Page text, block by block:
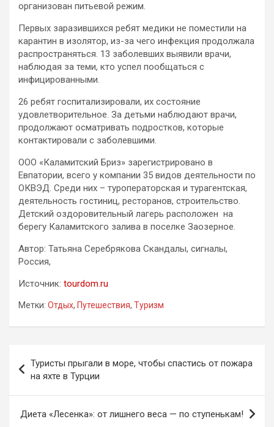
организован питьевой режим.
Первых заразившихся ребят медики не поместили на
карантин в изолятор, из-за чего инфекция продолжала
распространяться. 13 заболевших выявили врачи,
наблюдая за теми, кто успел пообщаться с
инфицированными.
26 ребят госпитализировали, их состояние
удовлетворительное. За детьми наблюдают врачи,
продолжают осматривать подростков, которые
контактировали с заболевшими.
ООО «Каламитский Бриз» зарегистрировано в
Евпатории, всего у компании 35 видов деятельности по
ОКВЭД. Среди них – туроператорская и турагентская,
деятельность гостиниц, ресторанов, строительство.
Детский оздоровительный лагерь расположен на
берегу Каламитского залива в поселке Заозерное.
Автор: Татьяна Серебрякова Скандалы, сигналы,
Россия,
Источник: tourdom.ru
Метки: Отдых, Путешествия, Туризм
по
записям
Туристы прыгали в море, чтобы спастись от пожара
на яхте в Турции
Диета «Лесенка»: от лишнего веса — по ступенькам!